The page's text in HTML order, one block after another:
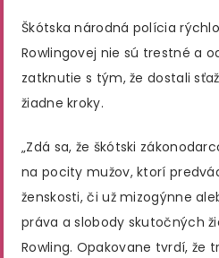
Škótska národná polícia
Rowlingovej nie sú trestné a
zatknutie s tým, že dostali
žiadne kroky.
„Zdá sa, že škótski
na pocity mužov, ktorí
ženskosti, či už mizogýnne
práva a slobody skutočných
Rowling. Opakovane tvrdí, že